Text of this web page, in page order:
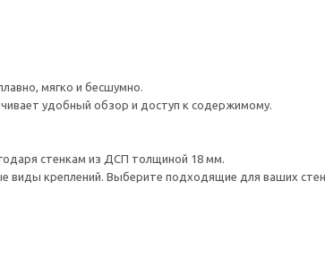
мягко и бесшумно.
удобный обзор и доступ к содержимому.
стенкам из ДСП толщиной 18 мм.
виды креплений. Выберите подходящие для ваших